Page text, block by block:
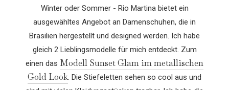
Winter oder Sommer - Rio Martina bietet ein
ausgewähltes Angebot an Damenschuhen, die in
Brasilien hergestellt und designed werden. Ich habe
gleich 2 Lieblingsmodelle für mich entdeckt. Zum
einen das Modell Sunset Glam im metallischen
Gold Look. Die Stiefeletten sehen so cool aus und